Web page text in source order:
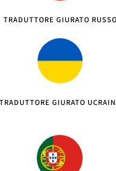
TRADUTTORE GIURATO RUSSO
TRADUTTORE GIURATO